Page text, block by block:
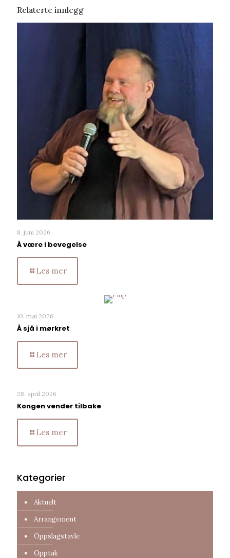
Relaterte innlegg
8. juni 2026
Å være i bevegelse
Les mer
10. mai 2026
Å sjå i mørkret
Les mer
28. april 2026
Kongen vender tilbake
Les mer
Kategorier
Aktuelt
Arrangement
Oppslagstavle
Opptak